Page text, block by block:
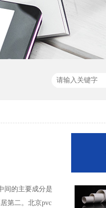
间的主要成分是
第二。北京pvc